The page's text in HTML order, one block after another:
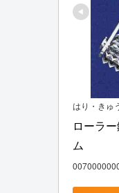
はり・きゅ
ローラ
ム